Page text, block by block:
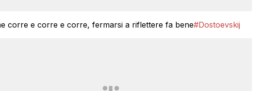
corre e corre e corre, fermarsi a riflettere fa bene#Dostoevskij